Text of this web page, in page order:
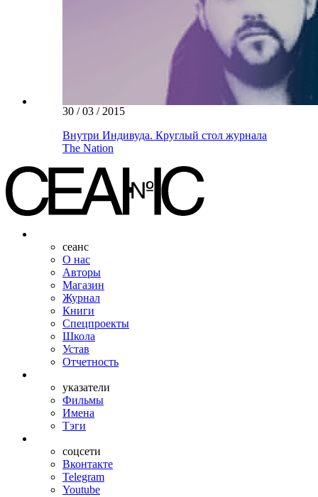
30 / 03 / 2015
Внутри Индивуда. Круглый стол журнала
The Nation
сеанс
О нас
Авторы
Магазин
Журнал
Книги
Спецпроекты
Школа
Устав
Отчетность
указатели
Фильмы
Имена
Тэги
соцсети
Вконтакте
Telegram
Youtube